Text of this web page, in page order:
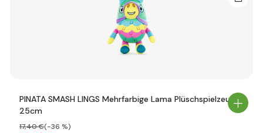
PINATA SMASH LINGS Mehrfarbige Lama Plüschspielzeug
25cm
17,40 €(-36 %)